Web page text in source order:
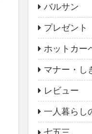
バルサン
プレゼント
ホットカー
マナー・し
レビュー
一人暮らし